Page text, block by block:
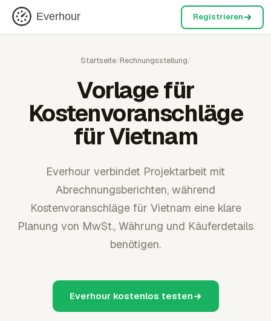
Everhour Registrieren
Startseite/Rechnungsstellung/
Vorlage für
Kostenvoranschläge
für Vietnam
Everhour verbindet Projektarbeit mit
Abrechnungsberichten, während
Kostenvoranschläge für Vietnam eine klare
Planung von MwSt., Währung und Käuferdetails
benötigen.
Everhour kostenlos testen